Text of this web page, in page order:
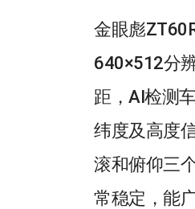
金眼彪
640×512分
距，AI检测
纬度及高度
滚和俯仰三
常稳定，能